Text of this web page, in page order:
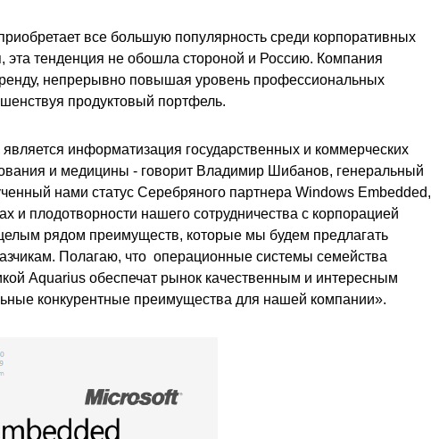
все большую популярность среди корпоративных
эта тенденция не обошла стороной и Россию. Компания
непрерывно повышая уровень профессиональных
продуктовый портфель.
информатизация государственных и коммерческих
и медицины - говорит Владимир Шибанов, генеральный
нами статус Серебряного партнера Windows Embedded,
и плодотворности нашего сотрудничества с корпорацией
рядом преимуществ, которые мы будем предлагать
Полагаю, что операционные системы семейства
Aquarius обеспечат рынок качественным и интересным
конкурентные преимущества для нашей компании».